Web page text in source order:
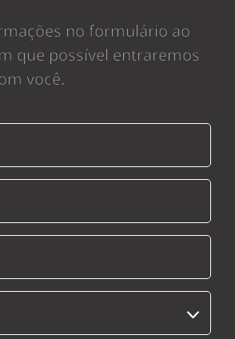
no formulário ao
que possível entraremos
você.